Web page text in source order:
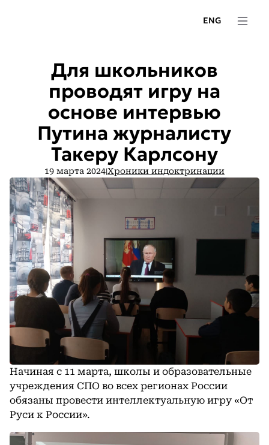
ENG
Для школьников
проводят игру на
основе интервью
Путина журналисту
Такеру Карлсону
19 марта 2024|Хроники индоктринации
Начиная с 11 марта, школы и образовательные
учреждения СПО во всех регионах России
обязаны провести интеллектуальную игру «От
Руси к России».